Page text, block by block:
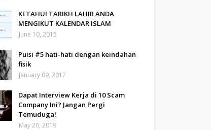
KETAHUI TARIKH LAHIR ANDA
MENGIKUT KALENDAR ISLAM
June 10, 2015
Puisi #5 hati-hati dengan keindahan
fisik
January 09, 2017
Dapat Interview Kerja di 10 Scam
Company Ini? Jangan Pergi
Temuduga!
May 20, 2019